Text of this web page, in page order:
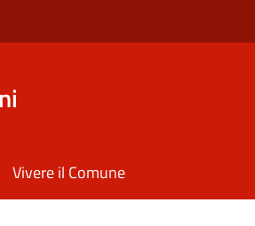
Vivere il Comune